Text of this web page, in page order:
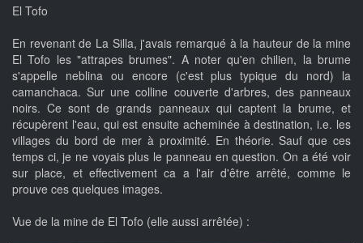
El Tofo
En revenant de La Silla, j'avais remarqué à la hauteur de la mine
El Tofo les "attrapes brumes". A noter qu'en chilien, la brume
s'appelle neblina ou encore (c'est plus typique du nord) la
camanchaca. Sur une colline couverte d'arbres, des panneaux
noirs. Ce sont de grands panneaux qui captent la brume, et
récupèrent l'eau, qui est ensuite acheminée à destination, i.e. les
villages du bord de mer à proximité. En théorie. Sauf que ces
temps ci, je ne voyais plus le panneau en question. On a été voir
sur place, et effectivement ca a l'air d'être arrêté, comme le
prouve ces quelques images.
Vue de la mine de El Tofo (elle aussi arrêtée) :